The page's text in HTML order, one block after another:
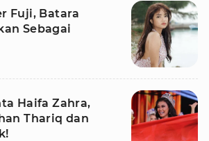
Fuji, Batara
Sebagai
Haifa Zahra,
Thariq dan